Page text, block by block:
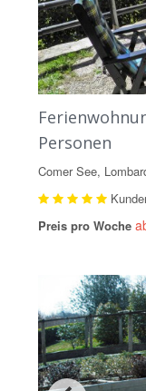
Personen
Comer See,
Preis pro Woche